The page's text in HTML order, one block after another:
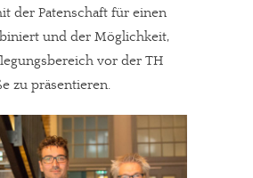
der Patenschaft für einen
und der Möglichkeit,
vor der TH
zu präsentieren.